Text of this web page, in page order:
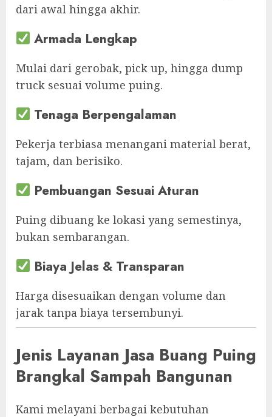
dari awal hingga akhir.
Armada Lengkap
Mulai dari gerobak, pick up, hingga dump
truck sesuai volume puing.
Tenaga Berpengalaman
Pekerja terbiasa menangani material berat,
tajam, dan berisiko.
Pembuangan Sesuai Aturan
Puing dibuang ke lokasi yang semestinya,
bukan sembarangan.
Biaya Jelas & Transparan
Harga disesuaikan dengan volume dan
jarak tanpa biaya tersembunyi.
Jenis Layanan Jasa Buang Puing
Brangkal Sampah Bangunan
Kami melayani berbagai kebutuhan